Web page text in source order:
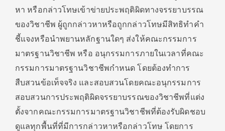
หา หรือกล่าวโทษเข้าข่ายประพฤติผิดทางจรรยาบรรณ
ของวิชาชีพ ผู้ถูกกล่าวหาหรือถูกกล่าวโทษมีสิทธิทำคำ
ชี้แจงหรือนำพยานหลักฐานใดๆ ส่งให้คณะกรรมการ
มาตรฐานวิชาชีพ หรือ อนุกรรมการภายในเวลาที่คณะ
กรรมการมาตรฐานวิชาชีพกำหนด โดยต้องทำการ
สืบสวนข้อเท็จจริง และสอบสวนโดยคณะอนุกรรมการ
สอบสวนการประพฤติผิดจรรยาบรรณของวิชาชีพที่แต่ง
ตั้งจากคณะกรรมการมาตรฐานวิชาชีพที่ต้องรับผิดชอบ
ดูแลทุกพื้นที่ที่มีการกล่าวหาหรือกล่าวโทษ โดยการ